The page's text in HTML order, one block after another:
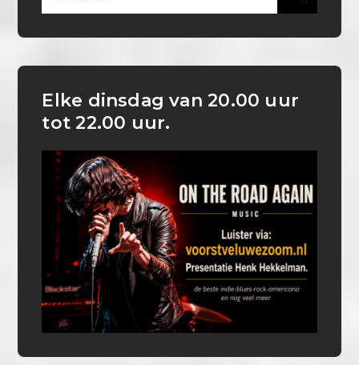
Elke dinsdag van 20.00 uur
tot 22.00 uur.